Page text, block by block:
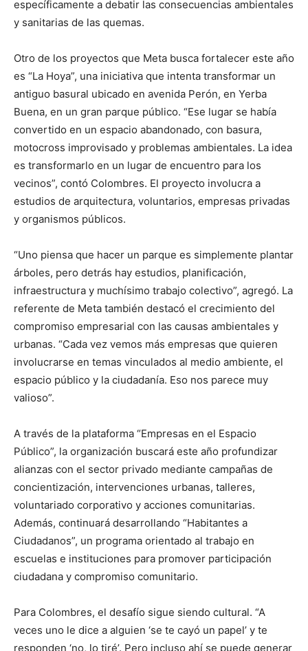
específicamente a debatir las consecuencias ambientales
y sanitarias de las quemas.
Otro de los proyectos que Meta busca fortalecer este año
es “La Hoya”, una iniciativa que intenta transformar un
antiguo basural ubicado en avenida Perón, en Yerba
Buena, en un gran parque público. “Ese lugar se había
convertido en un espacio abandonado, con basura,
motocross improvisado y problemas ambientales. La idea
es transformarlo en un lugar de encuentro para los
vecinos”, contó Colombres. El proyecto involucra a
estudios de arquitectura, voluntarios, empresas privadas
y organismos públicos.
“Uno piensa que hacer un parque es simplemente plantar
árboles, pero detrás hay estudios, planificación,
infraestructura y muchísimo trabajo colectivo”, agregó. La
referente de Meta también destacó el crecimiento del
compromiso empresarial con las causas ambientales y
urbanas. “Cada vez vemos más empresas que quieren
involucrarse en temas vinculados al medio ambiente, el
espacio público y la ciudadanía. Eso nos parece muy
valioso”.
A través de la plataforma “Empresas en el Espacio
Público”, la organización buscará este año profundizar
alianzas con el sector privado mediante campañas de
concientización, intervenciones urbanas, talleres,
voluntariado corporativo y acciones comunitarias.
Además, continuará desarrollando “Habitantes a
Ciudadanos”, un programa orientado al trabajo en
escuelas e instituciones para promover participación
ciudadana y compromiso comunitario.
Para Colombres, el desafío sigue siendo cultural. “A
veces uno le dice a alguien ‘se te cayó un papel’ y te
responden ‘no, lo tiré’. Pero incluso ahí se puede generar